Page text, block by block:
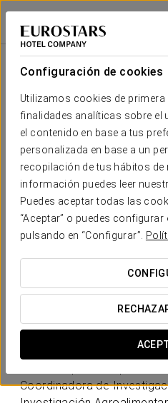
Configuración de cookies
Utilizamos cookies de primera
finalidades analíticas sobre el
el contenido en base a tus
personalizada en base a un
recopilación de tus hábitos de
información puedes leer
Puedes aceptar todas las
“Aceptar” o puedes
pulsando en “Configurar”.
Eurostars Toledo
TOLEDO
Tu boda en
SOLICITAR
Reunión de la
de Investigación de
Investigación
Coordinadora de